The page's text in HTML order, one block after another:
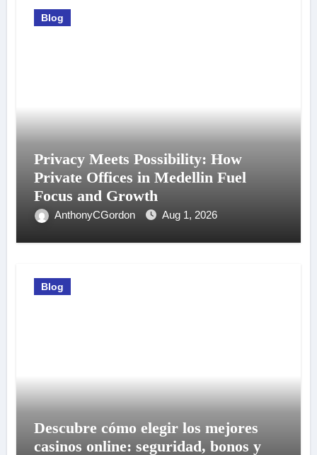
Blog
Privacy Meets Possibility: How
Private Offices in Medellin Fuel
Focus and Growth
AnthonyCGordon Aug 1, 2026
Blog
Descubre cómo elegir los mejores
casinos online: seguridad, bonos y